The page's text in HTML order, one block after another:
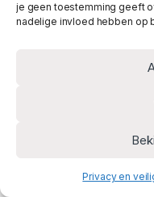
je geen toestemming geeft
nadelige invloed hebben op
Privacy en
Wasmachines ,Voorlader
Beko B3WT58410W2